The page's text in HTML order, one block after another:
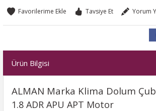
Tavsiye Et Yorum
Ürün Bilgisi
ALMAN Marka Klima Dolum
1.8 ADR APU APT Motor